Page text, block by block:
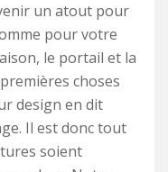
un atout pour
pour votre
le portail et la
choses
design en dit
Il est donc tout
soient